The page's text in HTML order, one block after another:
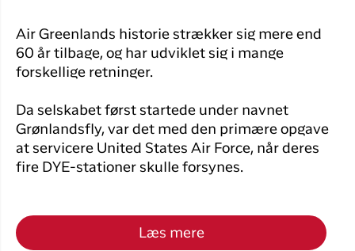
Air Greenlands historie strækker sig mere end
60 år tilbage, og har udviklet sig i mange
forskellige retninger.
Da selskabet først startede under navnet
Grønlandsfly, var det med den primære opgave
at servicere United States Air Force, når deres
fire DYE-stationer skulle forsynes.
Læs mere